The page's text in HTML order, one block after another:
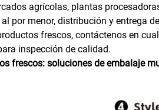
agrícolas, plantas
por menor, distribución y entrega
frescos, contáctenos en
inspección de calidad.
frescos: soluciones de embalaje